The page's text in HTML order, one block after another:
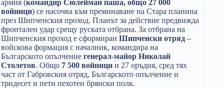
армия (командир Сюлейман паша, общо 27 000
войници) се насочва към преминаване на Стара планина
през Шипченския проход. Планът за действие предвижда
фронтален удар срещу руската отбрана. За отбрана на
Шипченския проход е сформиран Шипченски отряд –
войскова формация с началник, командира на
Българското опълчение генерал-майор Николай
Столетов. Общо 7 500 войници и 27 оръдия, сред тях
част от Габровския отряд, Българското опълчение и
тридесет и пети пехотен брянски полк.